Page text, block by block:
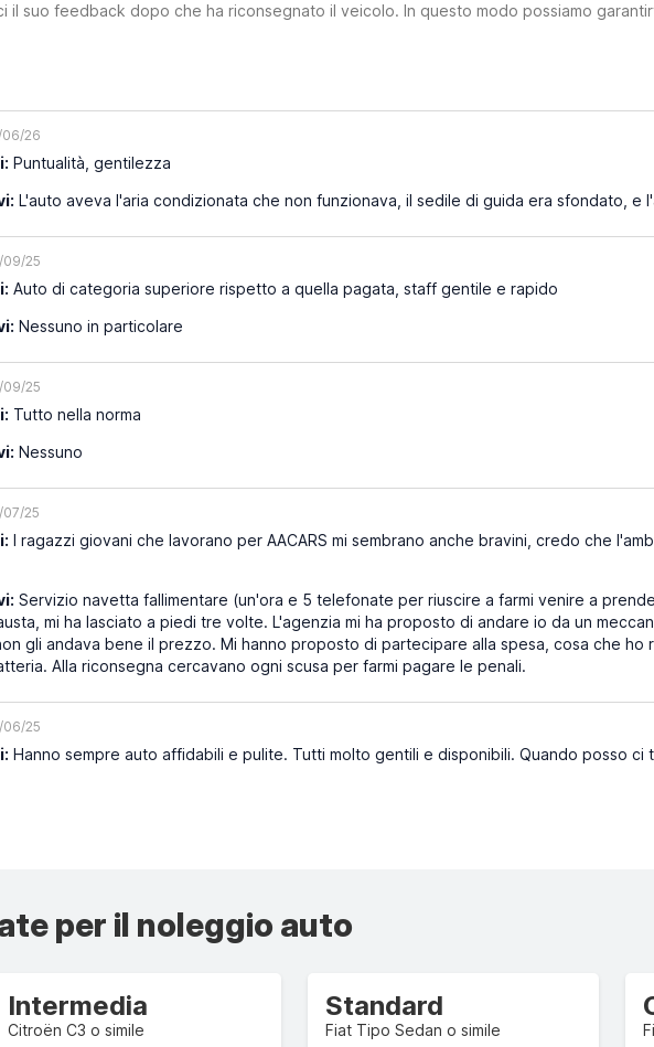
il suo feedback dopo che ha riconsegnato il veicolo. In questo modo possiamo
06/26
Puntualità, gentilezza
L'auto aveva l'aria condizionata che non funzionava, il sedile di guida era sfondato, e
09/25
Auto di categoria superiore rispetto a quella pagata, staff gentile e rapido
Nessuno in particolare
09/25
Tutto nella norma
Nessuno
07/25
I ragazzi giovani che lavorano per AACARS mi sembrano anche bravini, credo che
Servizio navetta fallimentare (un'ora e 5 telefonate per riuscire a farmi venire a
mi ha lasciato a piedi tre volte. L'agenzia mi ha proposto di andare io da un
gli andava bene il prezzo. Mi hanno proposto di partecipare alla spesa, cosa che
Alla riconsegna cercavano ogni scusa per farmi pagare le penali.
06/25
Hanno sempre auto affidabili e pulite. Tutti molto gentili e disponibili. Quando posso ci
per il noleggio auto
Intermedia
Citroën C3 o simile
Standard
Fiat Tipo Sedan o simile